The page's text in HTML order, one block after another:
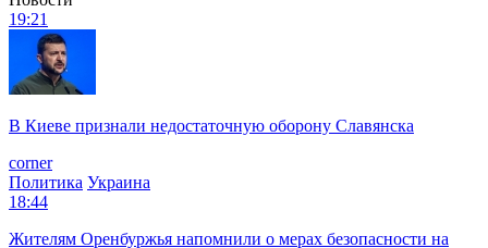
19:21
В Киеве признали недостаточную оборону Славянска
corner
Политика Украина
18:44
Жителям Оренбуржья напомнили о мерах безопасности на